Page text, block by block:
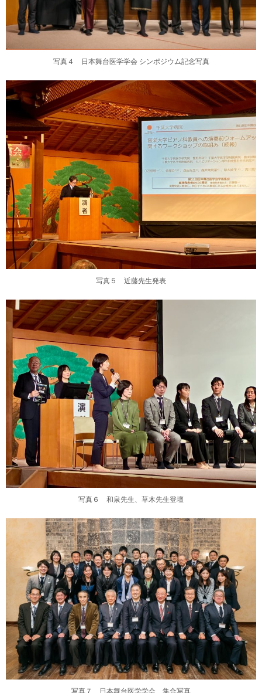
写真４ 日本舞台医学学会 シンポジウム記念写真
写真５ 近藤先生発表
写真６ 和泉先生、草木先生登壇
写真７ 日本舞台医学学会 集合写真